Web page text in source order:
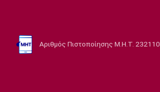
Με άμυνα… χωνί δεν πας πουθενά
10:05
Αριθμός Πιστοποίησης Μ.Η.Τ. 232110